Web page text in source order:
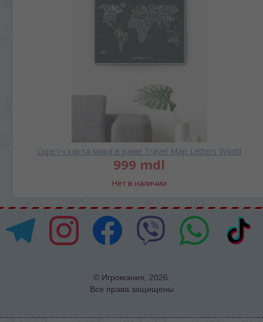
Скретч карта мира в раме Travel Map Letters World
999 mdl
Нет в наличии
© Игромания, 2026.
Все права защищены